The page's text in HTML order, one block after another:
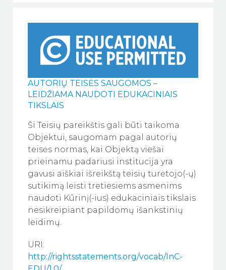
AUTORIŲ TEISĖS SAUGOMOS –
LEIDŽIAMA NAUDOTI EDUKACINIAIS
TIKSLAIS
Ši Teisių pareikštis gali būti taikoma
Objektui, saugomam pagal autorių
teisės normas, kai Objektą viešai
prieinamu padariusi institucija yra
gavusi aiškiai išreikštą teisių turėtojo(-ų)
sutikimą leisti tretiesiems asmenims
naudoti Kūrinį(-ius) edukaciniais tikslais
nesikreipiant papildomų išankstinių
leidimų.
URI:
http://rightsstatements.org/vocab/InC-